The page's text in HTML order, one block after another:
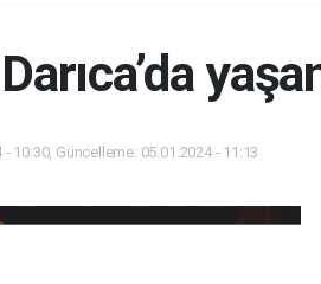
- 10:30, Güncelleme: 05.01.2024 - 11:13